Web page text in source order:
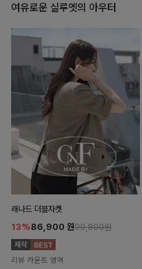
여유로운 실루엣의 아우터
래나드 더블자켓
13%86,900 원99,800원
리뷰 카운트 영역